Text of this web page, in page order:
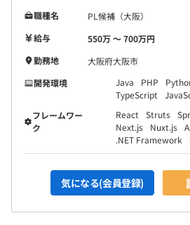
職種名
PL候補（大阪）
給与
550万 〜 700万円
勤務地
大阪府大阪市
開発環境
Java PHP
TypeScript
フレームワー
ク
React Struts
Next.js
Nuxt.js
.NET Framework
気になる(会員登録)